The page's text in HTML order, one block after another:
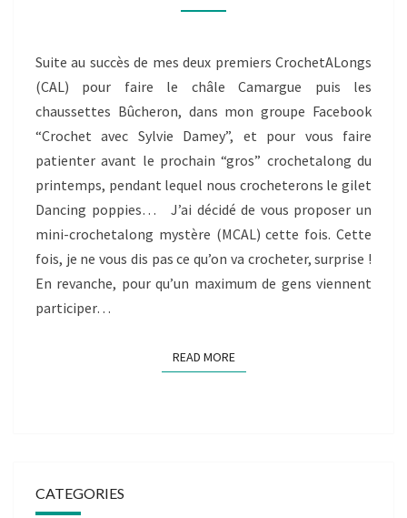
Suite au succès de mes deux premiers CrochetALongs
(CAL) pour faire le châle Camargue puis les
chaussettes Bûcheron, dans mon groupe Facebook
“Crochet avec Sylvie Damey”, et pour vous faire
patienter avant le prochain “gros” crochetalong du
printemps, pendant lequel nous crocheterons le gilet
Dancing poppies… J’ai décidé de vous proposer un
mini-crochetalong mystère (MCAL) cette fois. Cette
fois, je ne vous dis pas ce qu’on va crocheter, surprise !
En revanche, pour qu’un maximum de gens viennent
participer…
READ MOREREAD MORE
CATEGORIES